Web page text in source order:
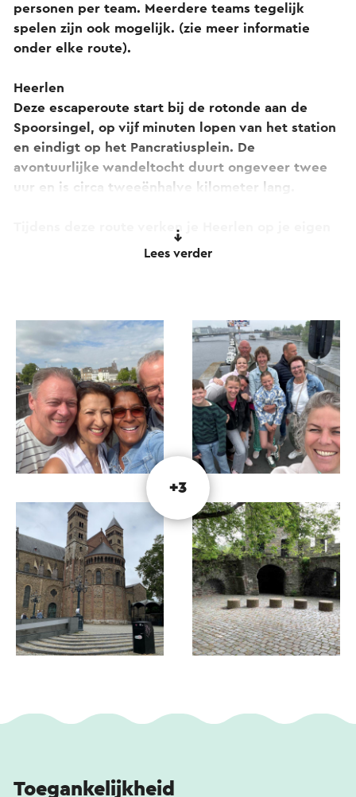
personen per team. Meerdere teams tegelijk
spelen zijn ook mogelijk. (zie meer informatie
onder elke route).
Heerlen
Deze escaperoute start bij de rotonde aan de
Spoorsingel, op vijf minuten lopen van het station
en eindigt op het Pancratiusplein. De
avontuurlijke wandeltocht duurt ongeveer twee
uur en is circa tweeën­halve kilometer lang.
Tijdens deze route verken je Heerlen op je eigen
tempo. Een verhaal en verschillende raadsels
voor vrienden, stellen, familie en teamuitjes!
Het verhaal
Je volgt Heleen, de reizende reporter van de
podcast Dwars door de Decennia. Ze reist door de
tijd en neemt je mee langs bijzondere verhalen uit
het verleden, het heden en de toekomst. Ontdek
wat de Romeinen hier deden en hoe de
kolenmijnen Heerlen ingrijpend hebben
veranderd. Ben jij klaar voor een tijdloos
avontuur?
Valkenburg - het mysterie van de Geul
Je start bij het minibos in Valkenburg, op het
kruispunt van de Bogaardlaan en de
Tienschuurstraat. Na een korte wandeling door
Valkenburg trek je de prachtige natuur in richting
in je eigen tempo, begeleid door een verhaal en
Lees verder
+3
Toegankelijkheid